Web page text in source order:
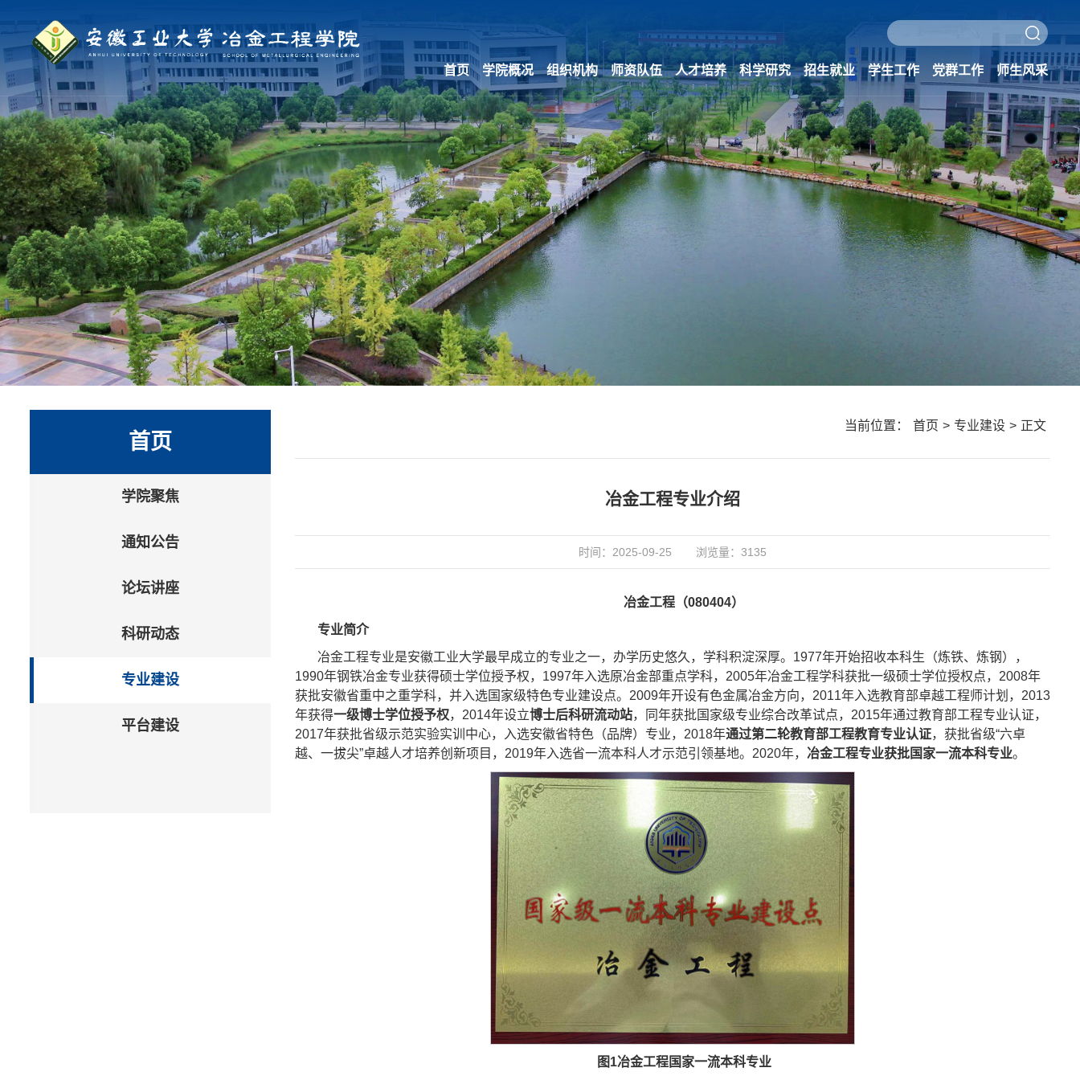
首页 学院概况 组织机构 师资队伍 人才培养 科学研究 招生就业 学生工作 党群工作 师生风采
首页
学院聚焦
通知公告
论坛讲座
科研动态
专业建设
平台建设
当前位置： 首页 > 专业建设 > 正文
冶金工程专业介绍
时间：2025-09-25 浏览量： 3135
冶金工程（080404）
专业简介
冶金工程专业是安徽工业大学最早成立的专业之一，办学历史悠久，学科积淀深厚。1977年开始招收本科生（炼铁、炼钢），
1990年钢铁冶金专业获得硕士学位授予权，1997年入选原冶金部重点学科，2005年冶金工程学科获批一级硕士学位授权点，2008年
获批安徽省重中之重学科，并入选国家级特色专业建设点。2009年开设有色金属冶金方向，2011年入选教育部卓越工程师计划，2013
年获得一级博士学位授予权，2014年设立博士后科研流动站，同年获批国家级专业综合改革试点，2015年通过教育部工程专业认证，
2017年获批省级示范实验实训中心，入选安徽省特色（品牌）专业，2018年通过第二轮教育部工程教育专业认证，获批省级“六卓
越、一拔尖”卓越人才培养创新项目，2019年入选省一流本科人才示范引领基地。2020年， 冶金工程专业获批国家一流本科专业。
图1冶金工程国家一流本科专业